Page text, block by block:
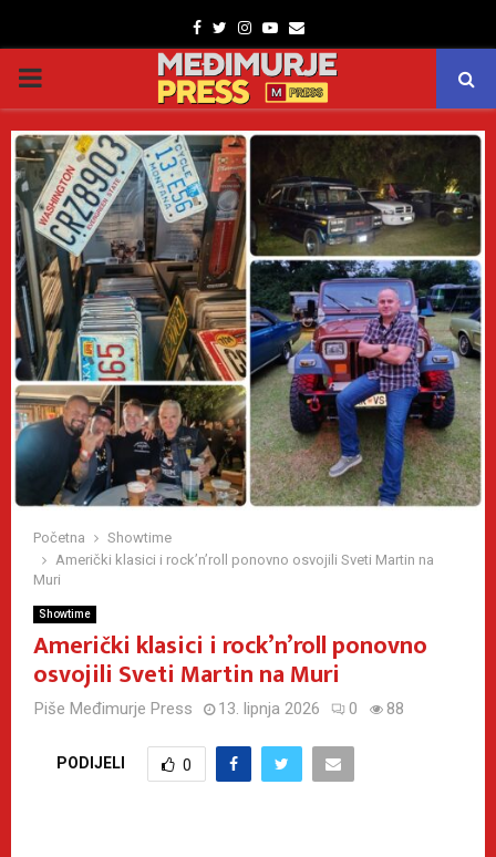
Facebook
TwitterInstagram
Youtube
Email
PRIMARY
MENU
Početna
Showtime
Američki klasici i rock’n’roll ponovno osvojili Sveti Martin na
Muri
Showtime
Američki klasici i rock’n’roll ponovno
osvojili Sveti Martin na Muri
Piše Međimurje Press 13. lipnja 2026 0 88
PODIJELI 0